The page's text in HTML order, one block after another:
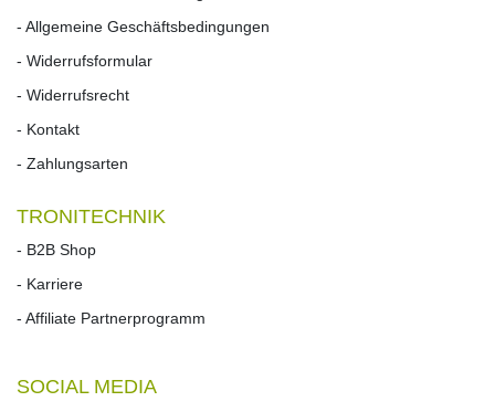
- Allgemeine Geschäftsbedingungen
- Widerrufsformular
- Widerrufs­recht
- Kontakt
- Zahlungsarten
TRONITECHNIK
- B2B Shop
- Karriere
- Affiliate Partnerprogramm
SOCIAL MEDIA